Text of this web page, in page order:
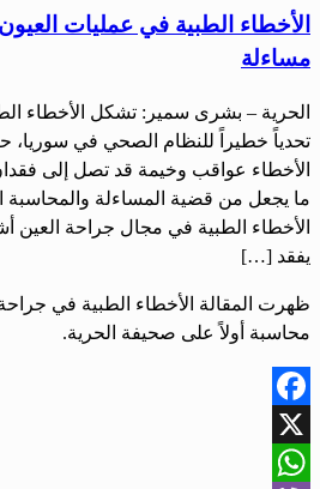
الأخطاء الطبية في عمليات
مساءلة
الحرية – بشرى سمير: تشكل الأخطاء
تحدياً خطيراً للنظام الصحي في سوريا،
الأخطاء عواقب وخيمة قد تصل إلى
ما يجعل من قضية المساءلة والمحاسبة
الأخطاء الطبية في مجال جراحة العين
يفقد […]
ظهرت المقالة الأخطاء الطبية في
محاسبة أولاً على صحيفة الحرية.
Facebook
X